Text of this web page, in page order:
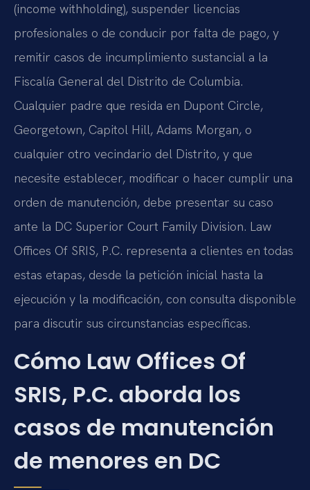
(income withholding), suspender licencias
profesionales o de conducir por falta de pago, y
remitir casos de incumplimiento sustancial a la
Fiscalía General del Distrito de Columbia.
Cualquier padre que resida en Dupont Circle,
Georgetown, Capitol Hill, Adams Morgan, o
cualquier otro vecindario del Distrito, y que
necesite establecer, modificar o hacer cumplir una
orden de manutención, debe presentar su caso
ante la DC Superior Court Family Division. Law
Offices Of SRIS, P.C. representa a clientes en todas
estas etapas, desde la petición inicial hasta la
ejecución y la modificación, con consulta disponible
para discutir sus circunstancias específicas.
Cómo Law Offices Of
SRIS, P.C. aborda los
casos de manutención
de menores en DC